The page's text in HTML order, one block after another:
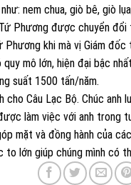
nem chua, giò bê, giò
Phương được chuyển
khi mà vị Giám
mô lớn, hiện đại bậc
suất 1500 tấn/năm.
cho Câu Lạc Bộ. Chúc
làm việc với anh trong
mặt và đồng hành của
to lớn giúp chúng mình